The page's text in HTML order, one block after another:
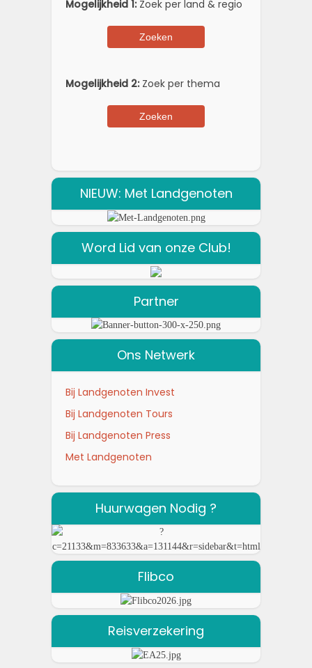
Mogelijkheid 1:Zoek per land & regio
Mogelijkheid 2:Zoek per thema
NIEUW: Met Landgenoten
Word Lid van onze Club!
Partner
Ons Netwerk
Bij Landgenoten Invest
Bij Landgenoten Tours
Bij Landgenoten Press
Met Landgenoten
Huurwagen Nodig ?
Flibco
Reisverzekering